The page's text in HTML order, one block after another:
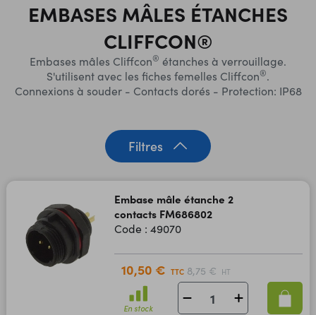
EMBASES MÂLES ÉTANCHES
CLIFFCON®
Embases mâles Cliffcon® étanches à verrouillage.
S'utilisent avec les fiches femelles Cliffcon®.
Connexions à souder - Contacts dorés - Protection: IP68
Filtres
Embase mâle étanche 2
contacts FM686802
Code : 49070
10,50 € TTC 8,75 € HT
En stock